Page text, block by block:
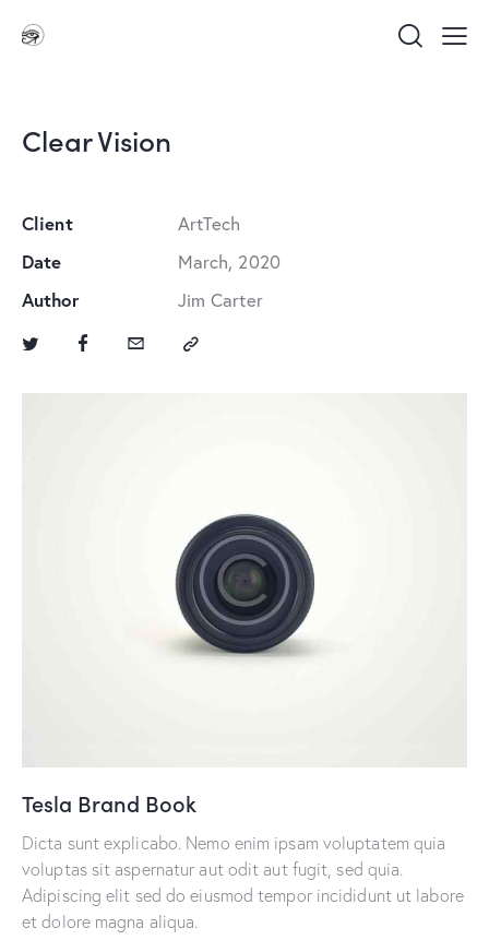
Clear Vision
Client
ArtTech
Date
March, 2020
Author
Jim Carter
Tesla Brand Book
Dicta sunt explicabo. Nemo enim ipsam voluptatem quia
voluptas sit aspernatur aut odit aut fugit, sed quia.
Adipiscing elit sed do eiusmod tempor incididunt ut labore
et dolore magna aliqua.